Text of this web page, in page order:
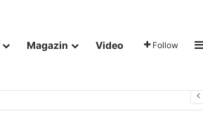
Magazin Video Follow